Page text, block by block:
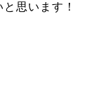
思います！